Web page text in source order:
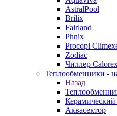
AstralPool
Brilix
Fairland
Phnix
Procopi
Zodiac
Чиллер
Теплообменники -
Назад
Аквасектор